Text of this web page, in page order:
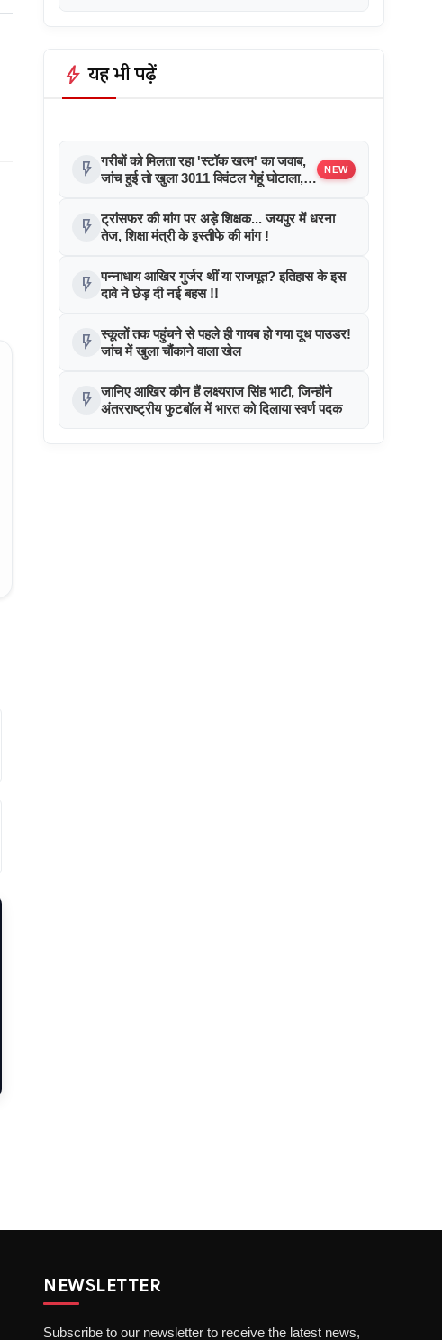
bolt यह भी पढ़ें
flash_on गरीबों को मिलता रहा 'स्टॉक खत्म' का जवाब,
जांच हुई तो खुला 3011 क्विंटल गेहूं घोटाला, 7
NEW
flash_on ट्रांसफर की मांग पर अड़े शिक्षक... जयपुर में धरना
तेज, शिक्षा मंत्री के इस्तीफे की मांग !
flash_on पन्नाधाय आखिर गुर्जर थीं या राजपूत? इतिहास के इस
दावे ने छेड़ दी नई बहस !!
flash_on स्कूलों तक पहुंचने से पहले ही गायब हो गया दूध पाउडर!
जांच में खुला चौंकाने वाला खेल
flash_on जानिए आखिर कौन हैं लक्ष्यराज सिंह भाटी, जिन्होंने
अंतरराष्ट्रीय फुटबॉल में भारत को दिलाया स्वर्ण पदक
NEWSLETTER
Subscribe to our newsletter to receive the latest news,